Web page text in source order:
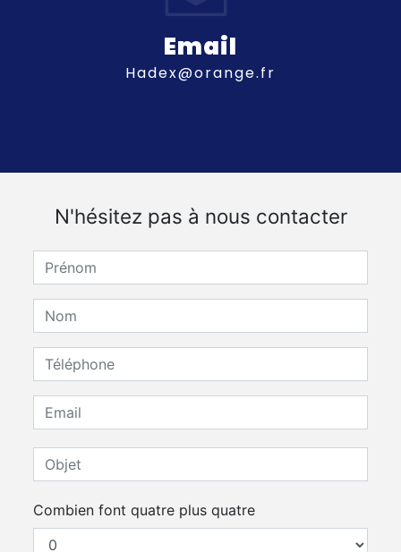
Email
hadex@orange.fr
N'hésitez pas à nous contacter
Combien font quatre plus quatre